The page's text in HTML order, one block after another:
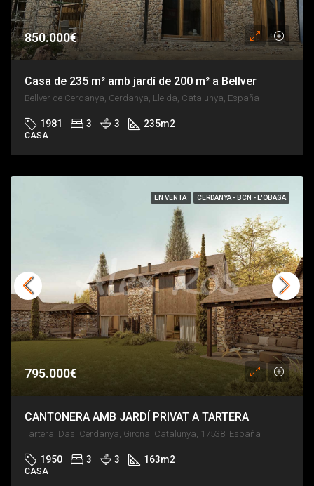
850.000€
Casa de 235 m² amb jardí de 200 m² a Bellver
Bellver de Cerdanya, Cerdanya, Lleida, Catalunya, España
1981 3 3 235m2
CASA
EN VENTA CERDANYA - BCN - L'OBAGA
795.000€
CANTONERA AMB JARDÍ PRIVAT A TARTERA
Tartera, Das, Cerdanya, Girona, Catalunya, 17538, España
1950 3 3 163m2
CASA